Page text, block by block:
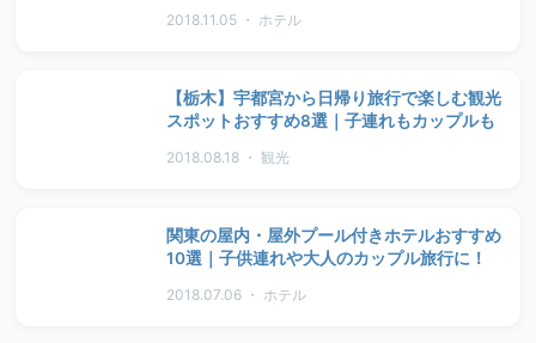
2018.11.05 ・ ホテル
【栃木】宇都宮から日帰り旅行で楽しむ観光
スポットおすすめ8選｜子連れもカップルも
2018.08.18 ・ 観光
関東の屋内・屋外プール付きホテルおすすめ
10選｜子供連れや大人のカップル旅行に！
2018.07.06 ・ ホテル